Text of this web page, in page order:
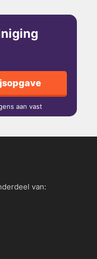
aan vast
van: